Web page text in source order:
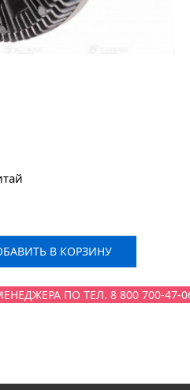
В КОРЗИНУ
ПО ТЕЛ. 8 800 700-47-